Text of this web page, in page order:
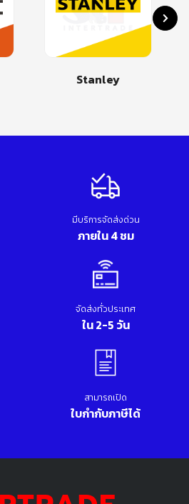
Stanley
มีบริการจัดส่งด่วน
ภายใน 4 ชม
จัดส่งทั่วประเทศ
ใน 2-5 วัน
สามารถเปิด
ใบกำกับภาษีได้